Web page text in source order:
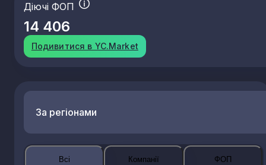
Діючі ФОП
14 406
Подивитися в YC.Market
За регіонами
Всі Компанії ФОП